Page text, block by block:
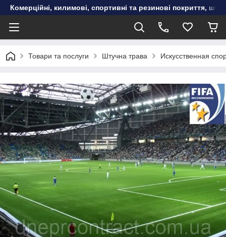
Комерційні, килимові, спортивні та резинові покриття,
Товари та послуги Штучна трава Искусственная